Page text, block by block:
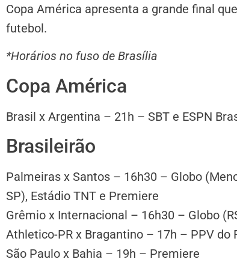
Copa América apresenta a grande final
futebol.
*Horários no fuso de Brasília
Copa América
Brasil x Argentina – 21h – SBT e ESPN
Brasileirão
Palmeiras x Santos – 16h30 – Globo
SP), Estádio TNT e Premiere
Grêmio x Internacional – 16h30 – Globo
Athletico-PR x Bragantino – 17h – PPV do
São Paulo x Bahia – 19h – Premiere